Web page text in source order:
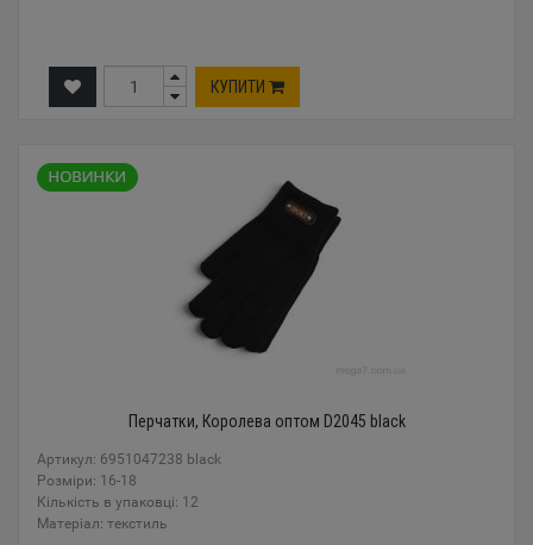
КУПИТИ
Перчатки, Королева оптом D2045 black
Артикул: 6951047238 black
Розміри: 16-18
Кількість в упаковці: 12
Mатеріал: текстиль